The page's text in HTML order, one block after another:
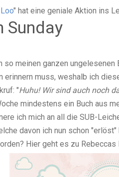
" hat eine geniale Aktion ins
Sunday
so meinen ganzen ungelesenen
erinnern muss, weshalb ich
"Huhu! Wir sind auch noch
mindestens ein Buch aus
ich mich an all die SUB-
davon ich nun schon "erlöst"
Hier geht es zu